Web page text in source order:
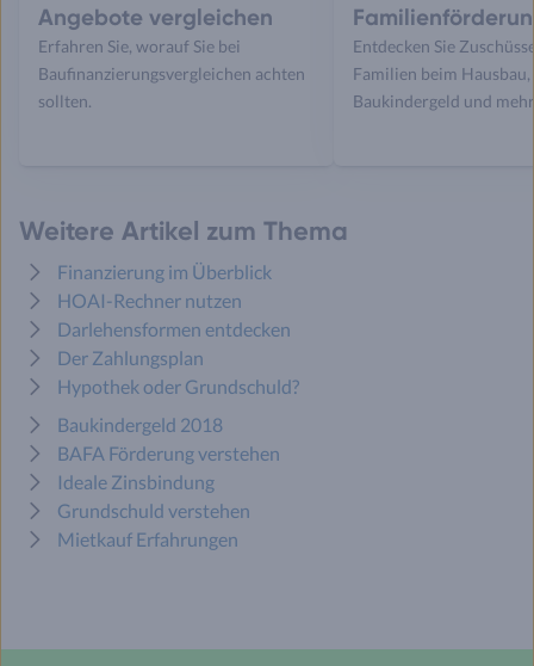
Angebote vergleichen
Erfahren Sie, worauf Sie bei
Baufinanzierungsvergleichen achten
sollten.
Entdecken Sie
Familien beim
Baukindergeld und
Weitere Artikel zum Thema
Finanzierung im Überblick
HOAI-Rechner nutzen
Darlehensformen entdecken
Der Zahlungsplan
Hypothek oder Grundschuld?
Baukindergeld 2018
BAFA Förderung verstehen
Ideale Zinsbindung
Grundschuld verstehen
Mietkauf Erfahrungen